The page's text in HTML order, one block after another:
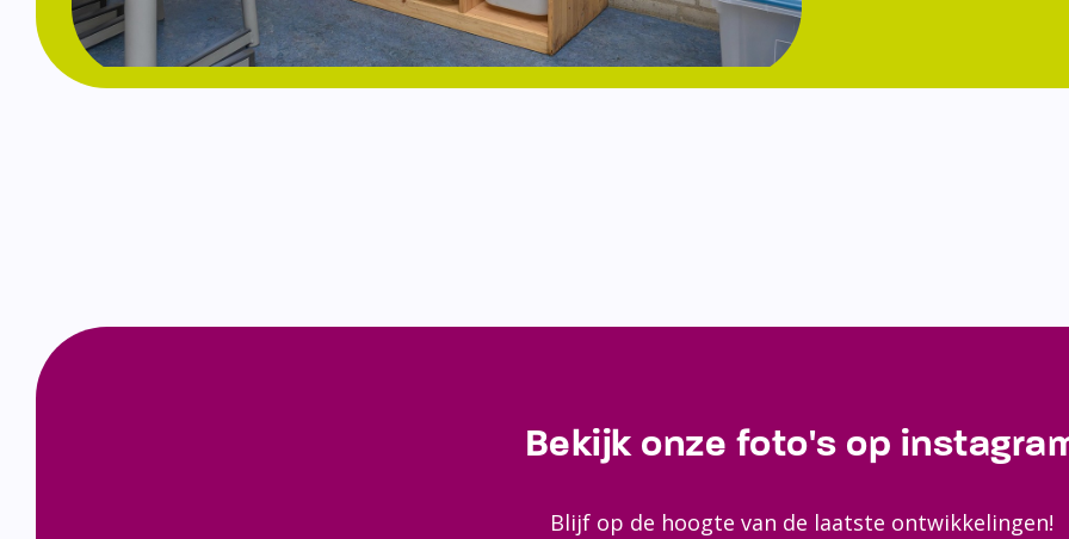
Bekijk onze foto's op
Blijf op de hoogte van de laatste ontwikkelingen!